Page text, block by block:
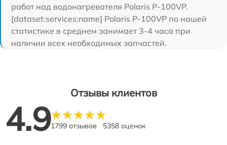
работ над водонагревателя Polaris P-100VP.
[dataset:services:name] Polaris P-100VP по нашей
статистике в среднем занимает 3-4 часа при
наличии всех необходимых запчастей.
Отзывы клиентов
4.91799 отзывов 5358 оценок